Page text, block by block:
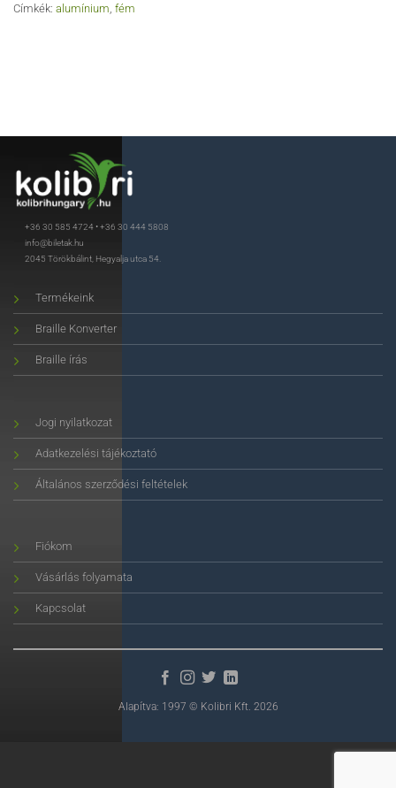
Címkék: alumínium fém
+36 30 585 4724•+36 30 444 5808
info@biletak.hu
2045 Törökbálint, Hegyalja utca 54.
Termékeink
Braille Konverter
Braille írás
Jogi nyilatkozat
Adatkezelési tájékoztató
Általános szerződési feltételek
Fiókom
Vásárlás folyamata
Kapcsolat
Alapítva: 1997 © Kolibri Kft. 2026